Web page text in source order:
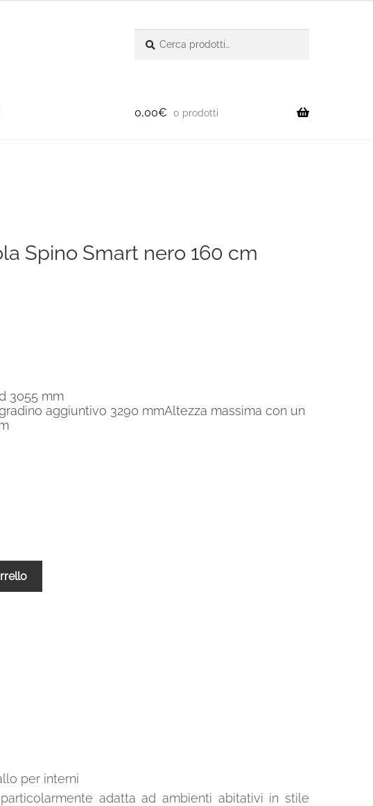
0,00€ 0 prodotti
Spino Smart nero 160 cm
3055 mm
aggiuntivo 3290 mmAltezza massima con un
per interni
adatta ad ambienti abitativi in ​​stile